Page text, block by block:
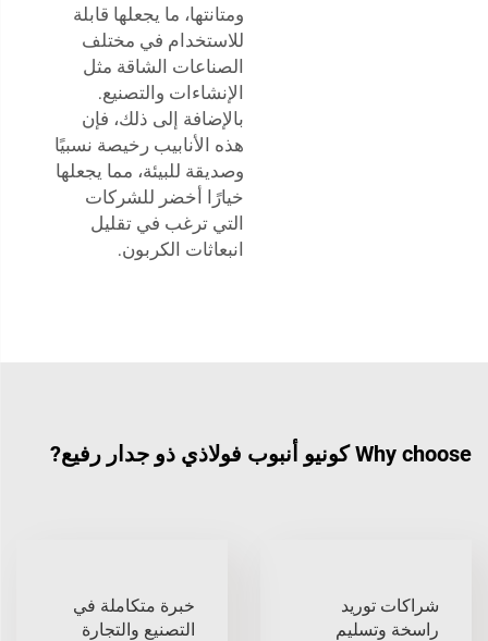
ومتانتها، ما يجعلها قابلة
للاستخدام في مختلف
الصناعات الشاقة مثل
الإنشاءات والتصنيع.
بالإضافة إلى ذلك، فإن
هذه الأنابيب رخيصة نسبيًا
وصديقة للبيئة، مما يجعلها
خيارًا أخضر للشركات
التي ترغب في تقليل
انبعاثات الكربون.
Why choose كونيو أنبوب فولاذي ذو جدار رفيع?
شراكات توريد
راسخة وتسليم
خبرة متكاملة في
التصنيع والتجارة